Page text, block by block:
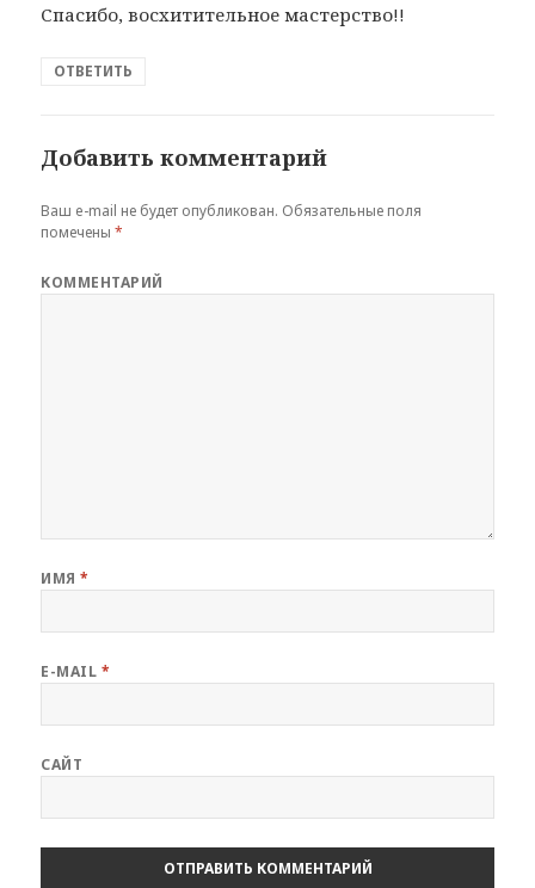
Спасибо, восхитительное мастерство!!
ОТВЕТИТЬ
Добавить комментарий
Ваш e-mail не будет опубликован. Обязательные поля
помечены*
КОММЕНТАРИЙ
ИМЯ*
E-MAIL *
САЙТ